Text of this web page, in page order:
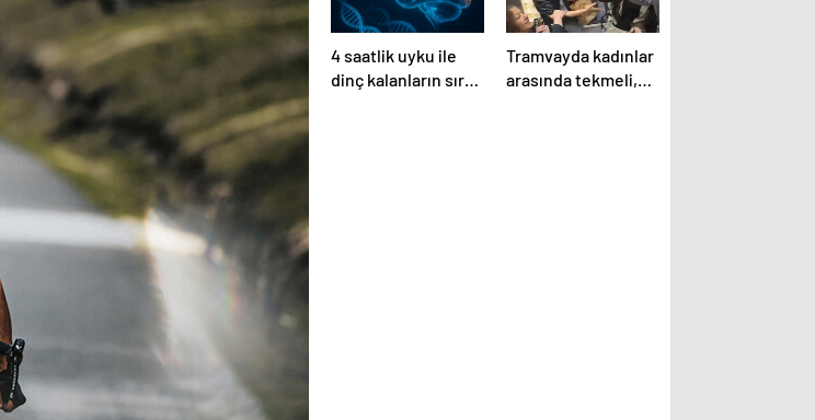
4 saatlik uyku ile
dinç kalanların sırrı:
Tramvayda kadınlar
arasında tekmeli,